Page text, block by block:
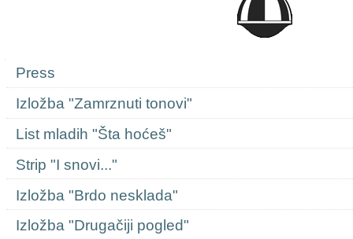
Press
Izložba "Zamrznuti tonovi"
List mladih "Šta hoćeš"
Strip "I snovi..."
Izložba "Brdo nesklada"
Izložba "Drugačiji pogled"